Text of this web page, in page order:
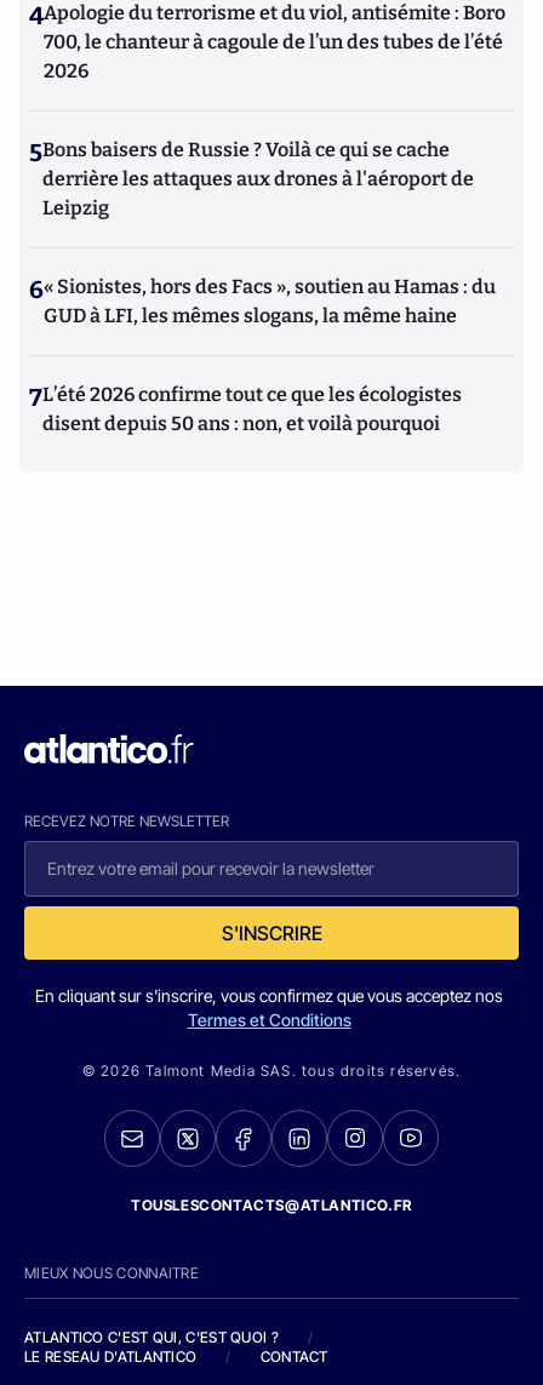
4Apologie du terrorisme et du viol, antisémite : Boro
700, le chanteur à cagoule de l’un des tubes de l’été
2026
5Bons baisers de Russie ? Voilà ce qui se cache
derrière les attaques aux drones à l'aéroport de
Leipzig
6« Sionistes, hors des Facs », soutien au Hamas : du
GUD à LFI, les mêmes slogans, la même haine
7L’été 2026 confirme tout ce que les écologistes
disent depuis 50 ans : non, et voilà pourquoi
RECEVEZ NOTRE NEWSLETTER
S'INSCRIRE
En cliquant sur s'inscrire, vous confirmez que vous acceptez nos
Termes et Conditions
© 2026 Talmont Media SAS. tous droits réservés.
TOUSLESCONTACTS@ATLANTICO.FR
MIEUX NOUS CONNAITRE
ATLANTICO C'EST QUI, C'EST QUOI ?
/
LE RESEAU D'ATLANTICO
/ CONTACT